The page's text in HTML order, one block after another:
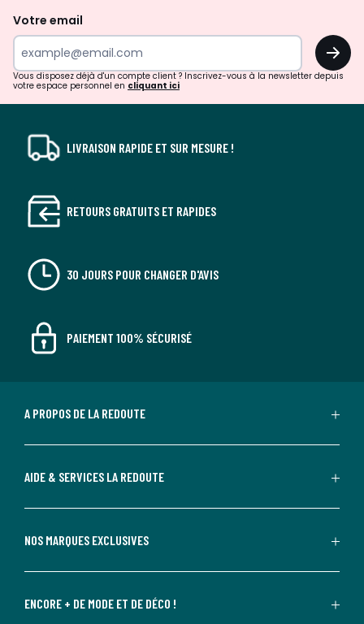
surprises?
Votre email
OK
Vous disposez déjà d'un compte client ? Inscrivez-vous à la newsletter depuis
votre espace personnel en cliquant ici
LIVRAISON RAPIDE ET SUR MESURE !
RETOURS GRATUITS ET RAPIDES
30 JOURS POUR CHANGER D'AVIS
PAIEMENT 100% SÉCURISÉ
A PROPOS DE LA REDOUTE
AIDE & SERVICES LA REDOUTE
NOS MARQUES EXCLUSIVES
ENCORE + DE MODE ET DE DÉCO !